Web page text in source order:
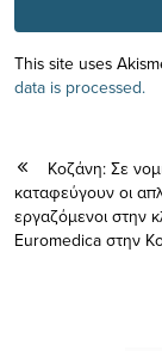
This site uses
data is processed.
Κοζάνη: Σε
καταφεύγουν οι
εργαζόμενοι στην
Euromedica στην